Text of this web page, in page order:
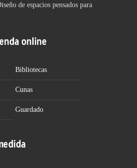
de espacios pensados para
online
Bibliotecas
Cunas
Guardado